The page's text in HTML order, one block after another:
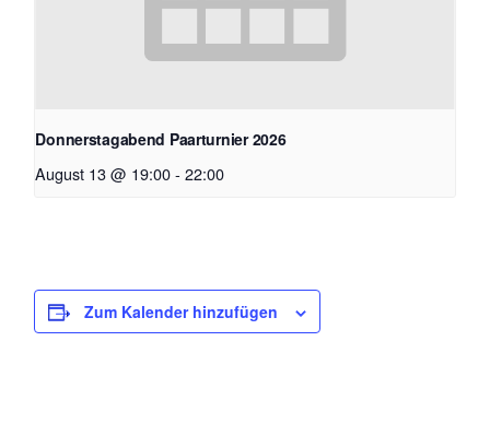
Donnerstagabend Paarturnier 2026
August 13 @ 19:00 - 22:00
Zum Kalender hinzufügen